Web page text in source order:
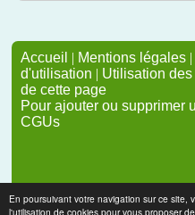
En poursuivant votre navigation sur ce site,
l'utilisation de cookies pour vous proposer
Accueil | Mentions légales |
d'utilisation | Utilisation
de cette page
Pour ajouter ou supprimer
CGUs